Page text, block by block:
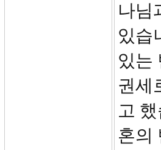
나님
있습
있는
권세
고
혼의